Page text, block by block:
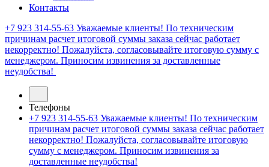
Контакты
+7 923 314-55-63 Уважаемые клиенты! По техническим
причинам расчет итоговой суммы заказа сейчас работает
некорректно! Пожалуйста, согласовывайте итоговую сумму с
менеджером. Приносим извинения за доставленные
неудобства!
Телефоны
+7 923 314-55-63 Уважаемые клиенты! По техническим
причинам расчет итоговой суммы заказа сейчас работает
некорректно! Пожалуйста, согласовывайте итоговую
сумму с менеджером. Приносим извинения за
доставленные неудобства!